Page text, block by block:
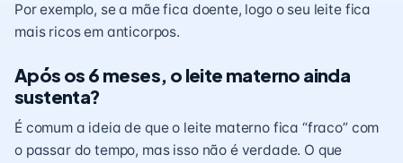
Por exemplo, se a mãe fica doente, logo o seu leite fica
mais ricos em anticorpos.
Após os 6 meses, o leite materno ainda
sustenta?
É comum a ideia de que o leite materno fica “fraco” com
o passar do tempo, mas isso não é verdade. O que